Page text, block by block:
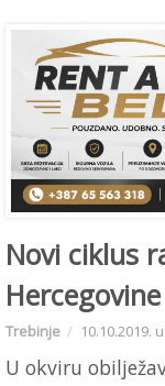
Novi ciklus
Hercegovine
Trebinje 10.10.2019.
U okviru